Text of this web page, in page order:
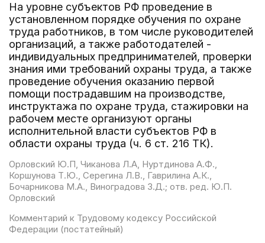
На уровне субъектов РФ проведение в
установленном порядке обучения по охране
труда работников, в том числе руководителей
организаций, а также работодателей -
индивидуальных предпринимателей, проверки
знания ими требований охраны труда, а также
проведение обучения оказанию первой
помощи пострадавшим на производстве,
инструктажа по охране труда, стажировки на
рабочем месте организуют органы
исполнительной власти субъектов РФ в
области охраны труда (ч. 6 ст. 216 ТК).
Орловский Ю.П, Чиканова Л.А, Нуртдинова А.Ф.,
Коршунова Т.Ю., Серегина Л.В., Гаврилина А.К.,
Бочарникова М.А., Виноградова З.Д.; отв. ред. Ю.П.
Орловский
Комментарий к Трудовому кодексу Российской
Федерации (постатейный)